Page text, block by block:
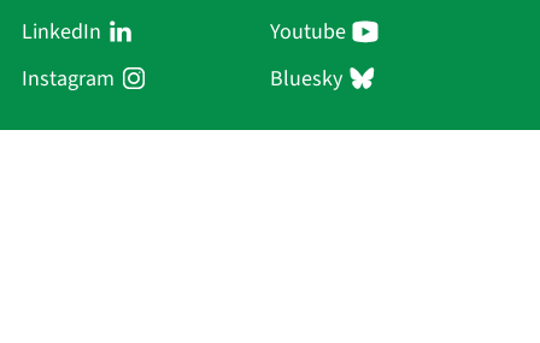
LinkedIn
Youtube
Instagram
Bluesky